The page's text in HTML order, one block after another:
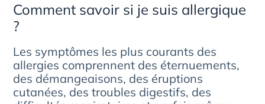
Comment savoir si je suis allergique
?
Les symptômes les plus courants des
allergies comprennent des éternuements,
des démangeaisons, des éruptions
cutanées, des troubles digestifs, des